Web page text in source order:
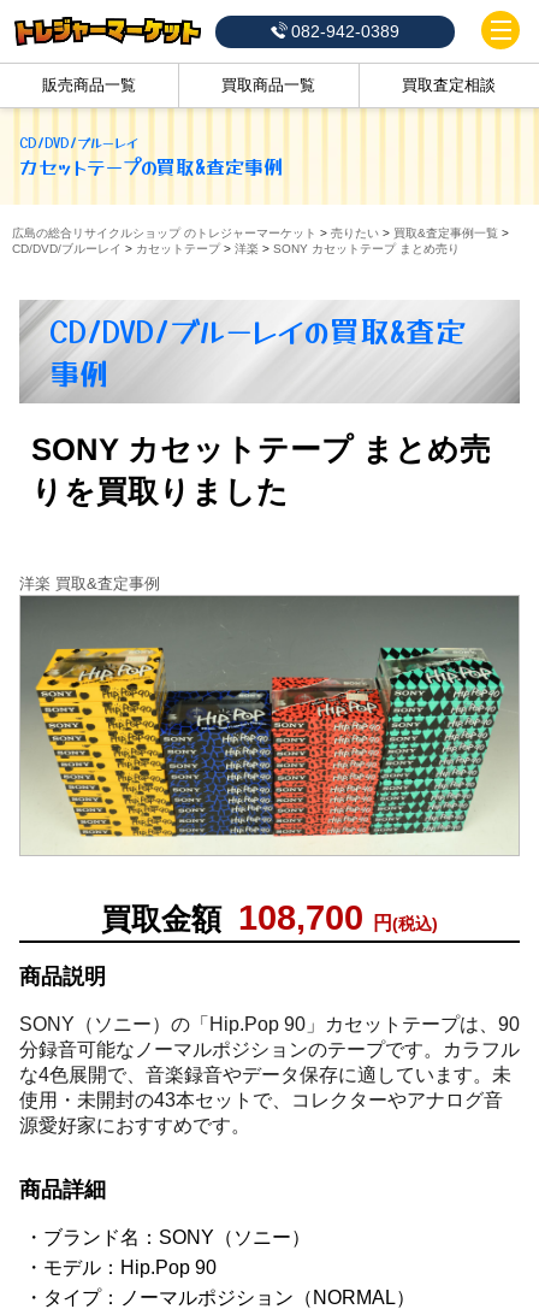
082-942-0389
販売商品一覧 買取商品一覧 買取査定相談
CD/DVD/ブルーレイ
カセットテープの買取&査定事例
広島の総合リサイクルショップ のトレジャーマーケット > 売りたい> 買取&査定事例一覧 >
CD/DVD/ブルーレイ > カセットテープ> 洋楽> SONY カセットテープ まとめ売り
CD/DVD/ブルーレイの買取&査定
事例
SONY カセットテープ まとめ売
りを買取りました
買取金額 108,700 円(税込)
商品説明
SONY（ソニー）の「Hip.Pop 90」カセットテープは、90
分録音可能なノーマルポジションのテープです。カラフル
な4色展開で、音楽録音やデータ保存に適しています。未
使用・未開封の43本セットで、コレクターやアナログ音
源愛好家におすすめです。
商品詳細
ブランド名：SONY（ソニー）
モデル：Hip.Pop 90
タイプ：ノーマルポジション（NORMAL）
洋楽 買取&査定事例